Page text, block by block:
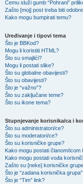
Čemu služi gumb “Pohrani”
Zašto [moj] post treba biti
Kako mogu bumpirati temu?
Uređivanje i tipovi tema
Što je BBKod?
Mogu li koristiti HTML?
Što su smajlići?
Mogu li postati slike?
Što su globalne obavijesti?
Što su obavijesti?
Što je “važno”?
Što su zaključane teme?
Što su ikone tema?
Stupnjevanje korisnika/ca i
Što su administratori/ce?
Što su moderatori/ce?
Što su korisničke grupe?
Kako mogu postati članom/
Kako mogu postati vođa
Zašto su [neke] korisničke
Što je “zadana korisnička
Što je “Tim” link?